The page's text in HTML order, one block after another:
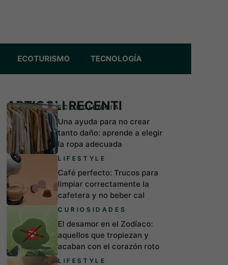
ECOTURISMO TECNOLOGÍA
ARTICOLI RECENTI
ECONCIENCIA
Una ayuda para no crear
tanto daño: aprende a elegir
la ropa adecuada
LIFESTYLE
Café perfecto: Trucos para
limpiar correctamente la
cafetera y no beber cal
CURIOSIDADES
El desamor en el Zodíaco:
aquellos que tropiezan y
acaban con el corazón roto
LIFESTYLE